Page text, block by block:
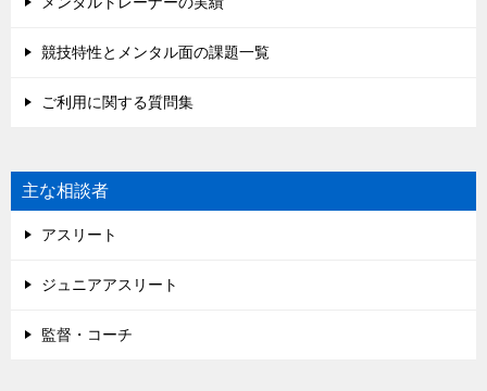
競技特性とメンタル面の課題一覧
ご利用に関する質問集
主な相談者
アスリート
ジュニアアスリート
監督・コーチ